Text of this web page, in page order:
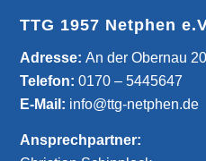
TTG 1957 Netphen
­Adresse:An der Obernau
Telefon:0170 – 5445647
E-Mail: info@ttg-netphen.de
Ansprechpartner: